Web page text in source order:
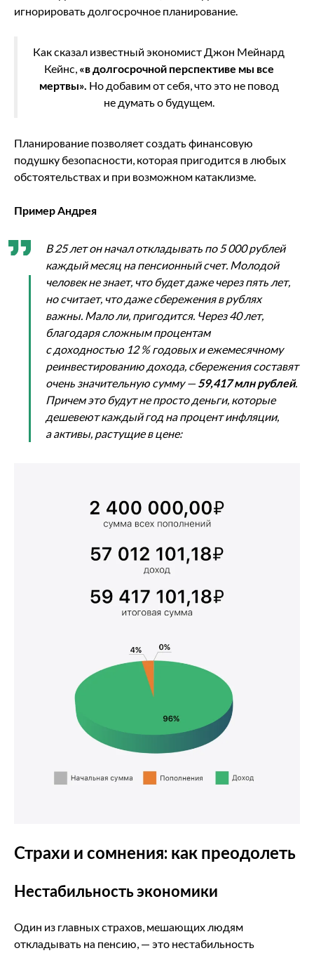
игнорировать долгосрочное планирование.
Как сказал известный экономист Джон Мейнард
Кейнс, «в долгосрочной перспективе мы все
мертвы». Но добавим от себя, что это не повод
не думать о будущем.
Планирование позволяет создать финансовую
подушку безопасности, которая пригодится в любых
обстоятельствах и при возможном катаклизме.
Пример Андрея
В 25 лет он начал откладывать по 5 000 рублей
каждый месяц на пенсионный счет. Молодой
человек не знает, что будет даже через пять лет,
но считает, что даже сбережения в рублях
важны. Мало ли, пригодится. Через 40 лет,
благодаря сложным процентам
с доходностью 12 % годовых и ежемесячному
реинвестированию дохода, сбережения составят
очень значительную сумму — 59,417 млн рублей.
Причем это будут не просто деньги, которые
дешевеют каждый год на процент инфляции,
а активы, растущие в цене:
Страхи и сомнения: как преодолеть
Нестабильность экономики
Один из главных страхов, мешающих людям
откладывать на пенсию, — это нестабильность